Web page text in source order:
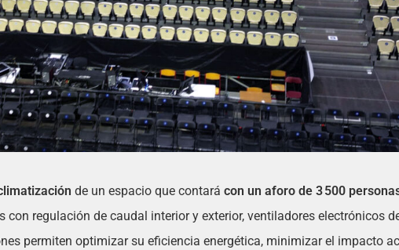
de un espacio que contará con un aforo de 3 500
con regulación de caudal interior y exterior, ventiladores electrónicos
permiten optimizar su eficiencia energética, minimizar el impacto